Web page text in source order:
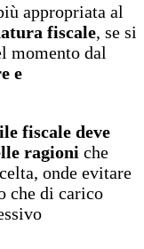
appropriata al
fiscale, se si
momento dal
e
fiscale deve
ragioni che
onde evitare
che di carico